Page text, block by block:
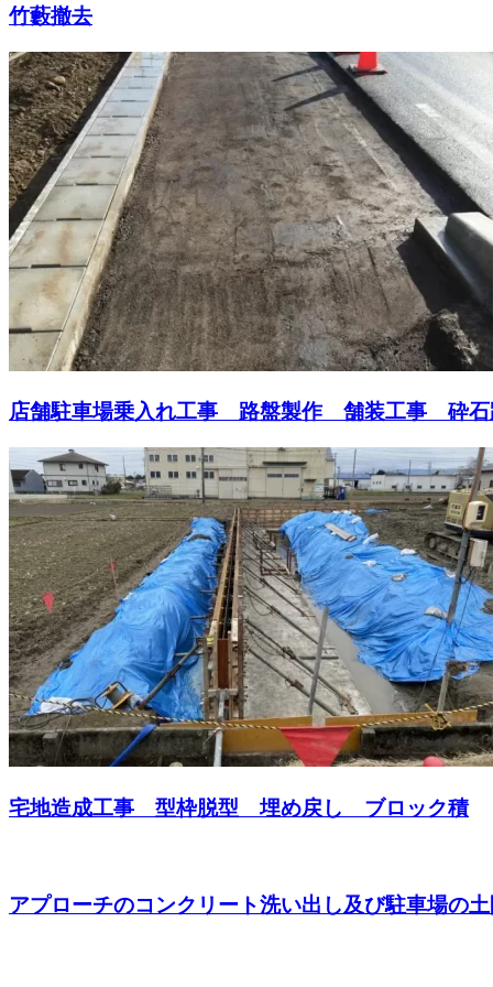
竹藪撤去
店舗駐車場乗入れ工事 路盤製作 舗装工事 砕
宅地造成工事 型枠脱型 埋め戻し ブロック積
アプローチのコンクリート洗い出し及び駐車場の